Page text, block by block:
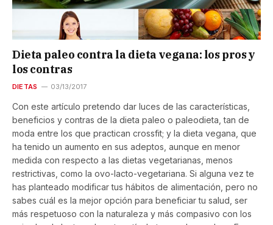
Dieta paleo contra la dieta vegana: los pros y
los contras
DIETAS 03/13/2017
Con este artículo pretendo dar luces de las características,
beneficios y contras de la dieta paleo o paleodieta, tan de
moda entre los que practican crossfit; y la dieta vegana, que
ha tenido un aumento en sus adeptos, aunque en menor
medida con respecto a las dietas vegetarianas, menos
restrictivas, como la ovo-lacto-vegetariana. Si alguna vez te
has planteado modificar tus hábitos de alimentación, pero no
sabes cuál es la mejor opción para beneficiar tu salud, ser
más respetuoso con la naturaleza y más compasivo con los